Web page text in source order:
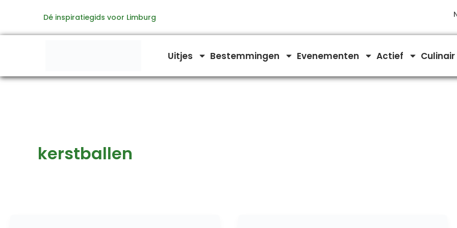
de
Dé inspiratiegids voor Limburg
Uitjes Bestemmingen Evenementen Actief Culinair
kerstballen